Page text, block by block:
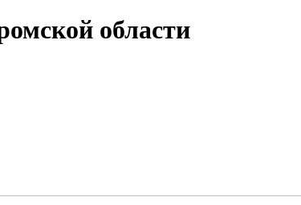
области